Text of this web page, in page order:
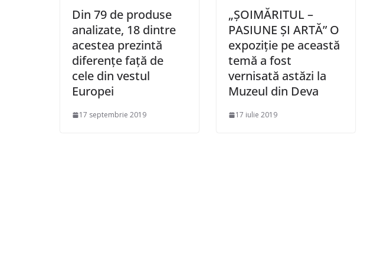
Din 79 de produse
analizate, 18 dintre
acestea prezintă
diferenţe faţă de
cele din vestul
Europei
17 septembrie 2019
„ȘOIMĂRITUL –
PASIUNE ȘI ARTĂ” O
expoziție pe această
temă a fost
vernisată astăzi la
Muzeul din Deva
17 iulie 2019